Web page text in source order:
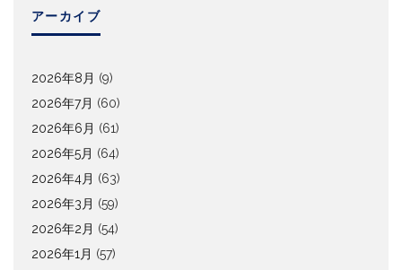
アーカイブ
2026年8月 (9)
2026年7月 (60)
2026年6月 (61)
2026年5月 (64)
2026年4月 (63)
2026年3月 (59)
2026年2月 (54)
2026年1月 (57)